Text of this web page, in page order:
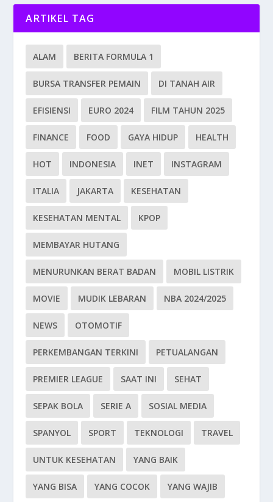
ARTIKEL TAG
ALAM BERITA FORMULA 1
BURSA TRANSFER PEMAIN DI TANAH AIR
EFISIENSI EURO 2024 FILM TAHUN 2025
FINANCE FOOD GAYA HIDUP HEALTH
HOT INDONESIA INET INSTAGRAM
ITALIA JAKARTA KESEHATAN
KESEHATAN MENTAL KPOP
MEMBAYAR HUTANG
MENURUNKAN BERAT BADAN MOBIL LISTRIK
MOVIE MUDIK LEBARAN NBA 2024/2025
NEWS OTOMOTIF
PERKEMBANGAN TERKINI PETUALANGAN
PREMIER LEAGUE SAAT INI SEHAT
SEPAK BOLA SERIE A SOSIAL MEDIA
SPANYOL SPORT TEKNOLOGI TRAVEL
UNTUK KESEHATAN YANG BAIK
YANG BISA YANG COCOK YANG WAJIB